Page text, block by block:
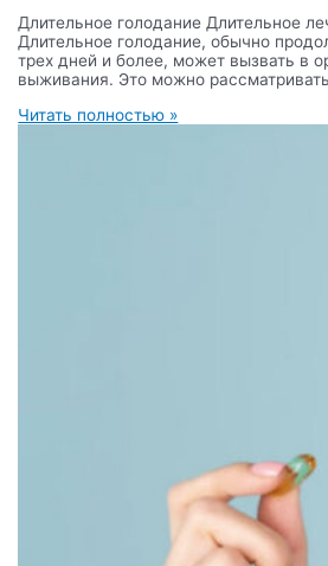
Длительное голодание Длительное
Длительное голодание, обычно
трех дней и более, может вызвать в
выживания. Это можно рассматривать
Читать полностью »